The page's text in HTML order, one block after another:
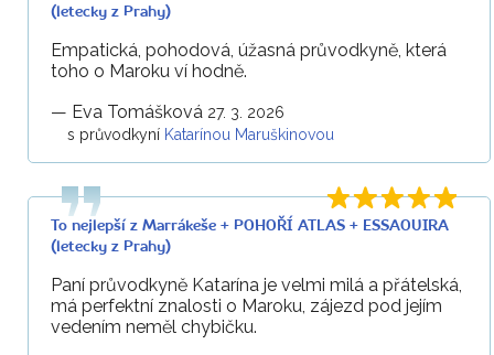
(letecky z Prahy)
Empatická, pohodová, úžasná průvodkyně, která
toho o Maroku ví hodně.
— Eva Tomášková 27. 3. 2026
s průvodkyní Katarínou Maruškinovou
To nejlepší z Marrákeše + POHOŘÍ ATLAS + ESSAOUIRA
(letecky z Prahy)
Paní průvodkyně Katarína je velmi milá a přátelská,
má perfektní znalosti o Maroku, zájezd pod jejím
vedením neměl chybičku.